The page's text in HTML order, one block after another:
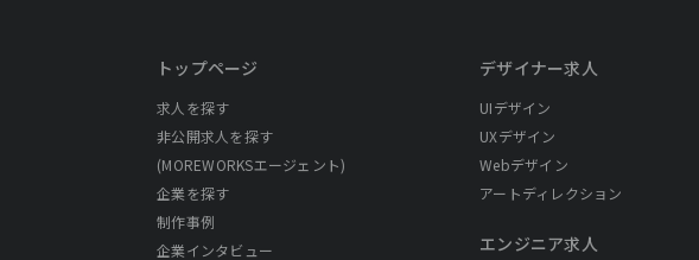
トップページ
求人を探す
非公開求人を探す
(MOREWORKSエージェント)
企業を探す
制作事例
企業インタビュー
デザイナー求人
UIデザイン
UXデザイン
Webデザイン
アートディレクション
エンジニア求人